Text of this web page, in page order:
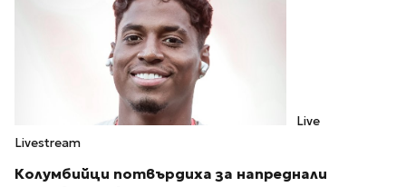
Live
Livestream
Колумбийци потвърдиха за напреднали